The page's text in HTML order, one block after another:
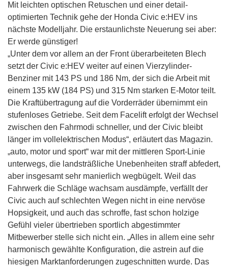
Mit leichten optischen Retuschen und einer detail-
optimierten Technik gehe der Honda Civic e:HEV ins
nächste Modelljahr. Die erstaunlichste Neuerung sei aber:
Er werde günstiger!
„Unter dem vor allem an der Front überarbeiteten Blech
setzt der Civic e:HEV weiter auf einen Vierzylinder-
Benziner mit 143 PS und 186 Nm, der sich die Arbeit mit
einem 135 kW (184 PS) und 315 Nm starken E-Motor teilt.
Die Kraftübertragung auf die Vorderräder übernimmt ein
stufenloses Getriebe. Seit dem Facelift erfolgt der Wechsel
zwischen den Fahrmodi schneller, und der Civic bleibt
länger im vollelektrischen Modus“, erläutert das Magazin.
„auto, motor und sport“ war mit der mittleren Sport-Linie
unterwegs, die landsträßliche Unebenheiten straff abfedert,
aber insgesamt sehr manierlich wegbügelt. Weil das
Fahrwerk die Schläge wachsam ausdämpfe, verfällt der
Civic auch auf schlechten Wegen nicht in eine nervöse
Hopsigkeit, und auch das schroffe, fast schon holzige
Gefühl vieler übertrieben sportlich abgestimmter
Mitbewerber stelle sich nicht ein. „Alles in allem eine sehr
harmonisch gewählte Konfiguration, die astrein auf die
hiesigen Marktanforderungen zugeschnitten wurde. Das